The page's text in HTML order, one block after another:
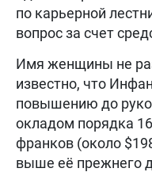
по карьерной
вопрос за счет
Имя женщины не
известно, что
повышению до
окладом порядка
франков (около
выше её прежнего